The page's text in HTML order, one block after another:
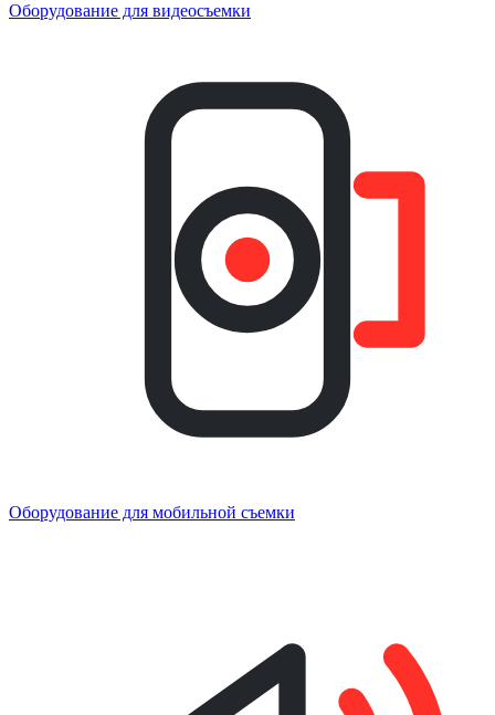
Оборудование для видеосъемки
Оборудование для мобильной съемки